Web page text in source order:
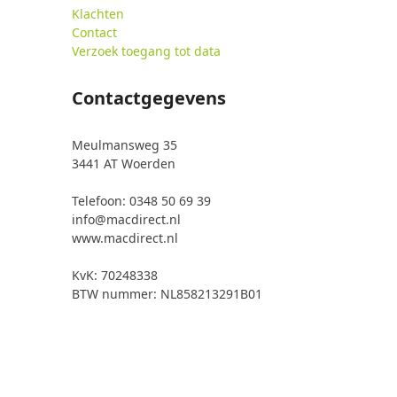
Klachten
Contact
Verzoek toegang tot data
Contactgegevens
Meulmansweg 35
3441 AT Woerden
Telefoon: 0348 50 69 39
info@macdirect.nl
www.macdirect.nl
KvK: 70248338
BTW nummer: NL858213291B01